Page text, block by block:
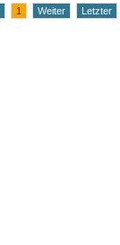
1 Weiter Letzter